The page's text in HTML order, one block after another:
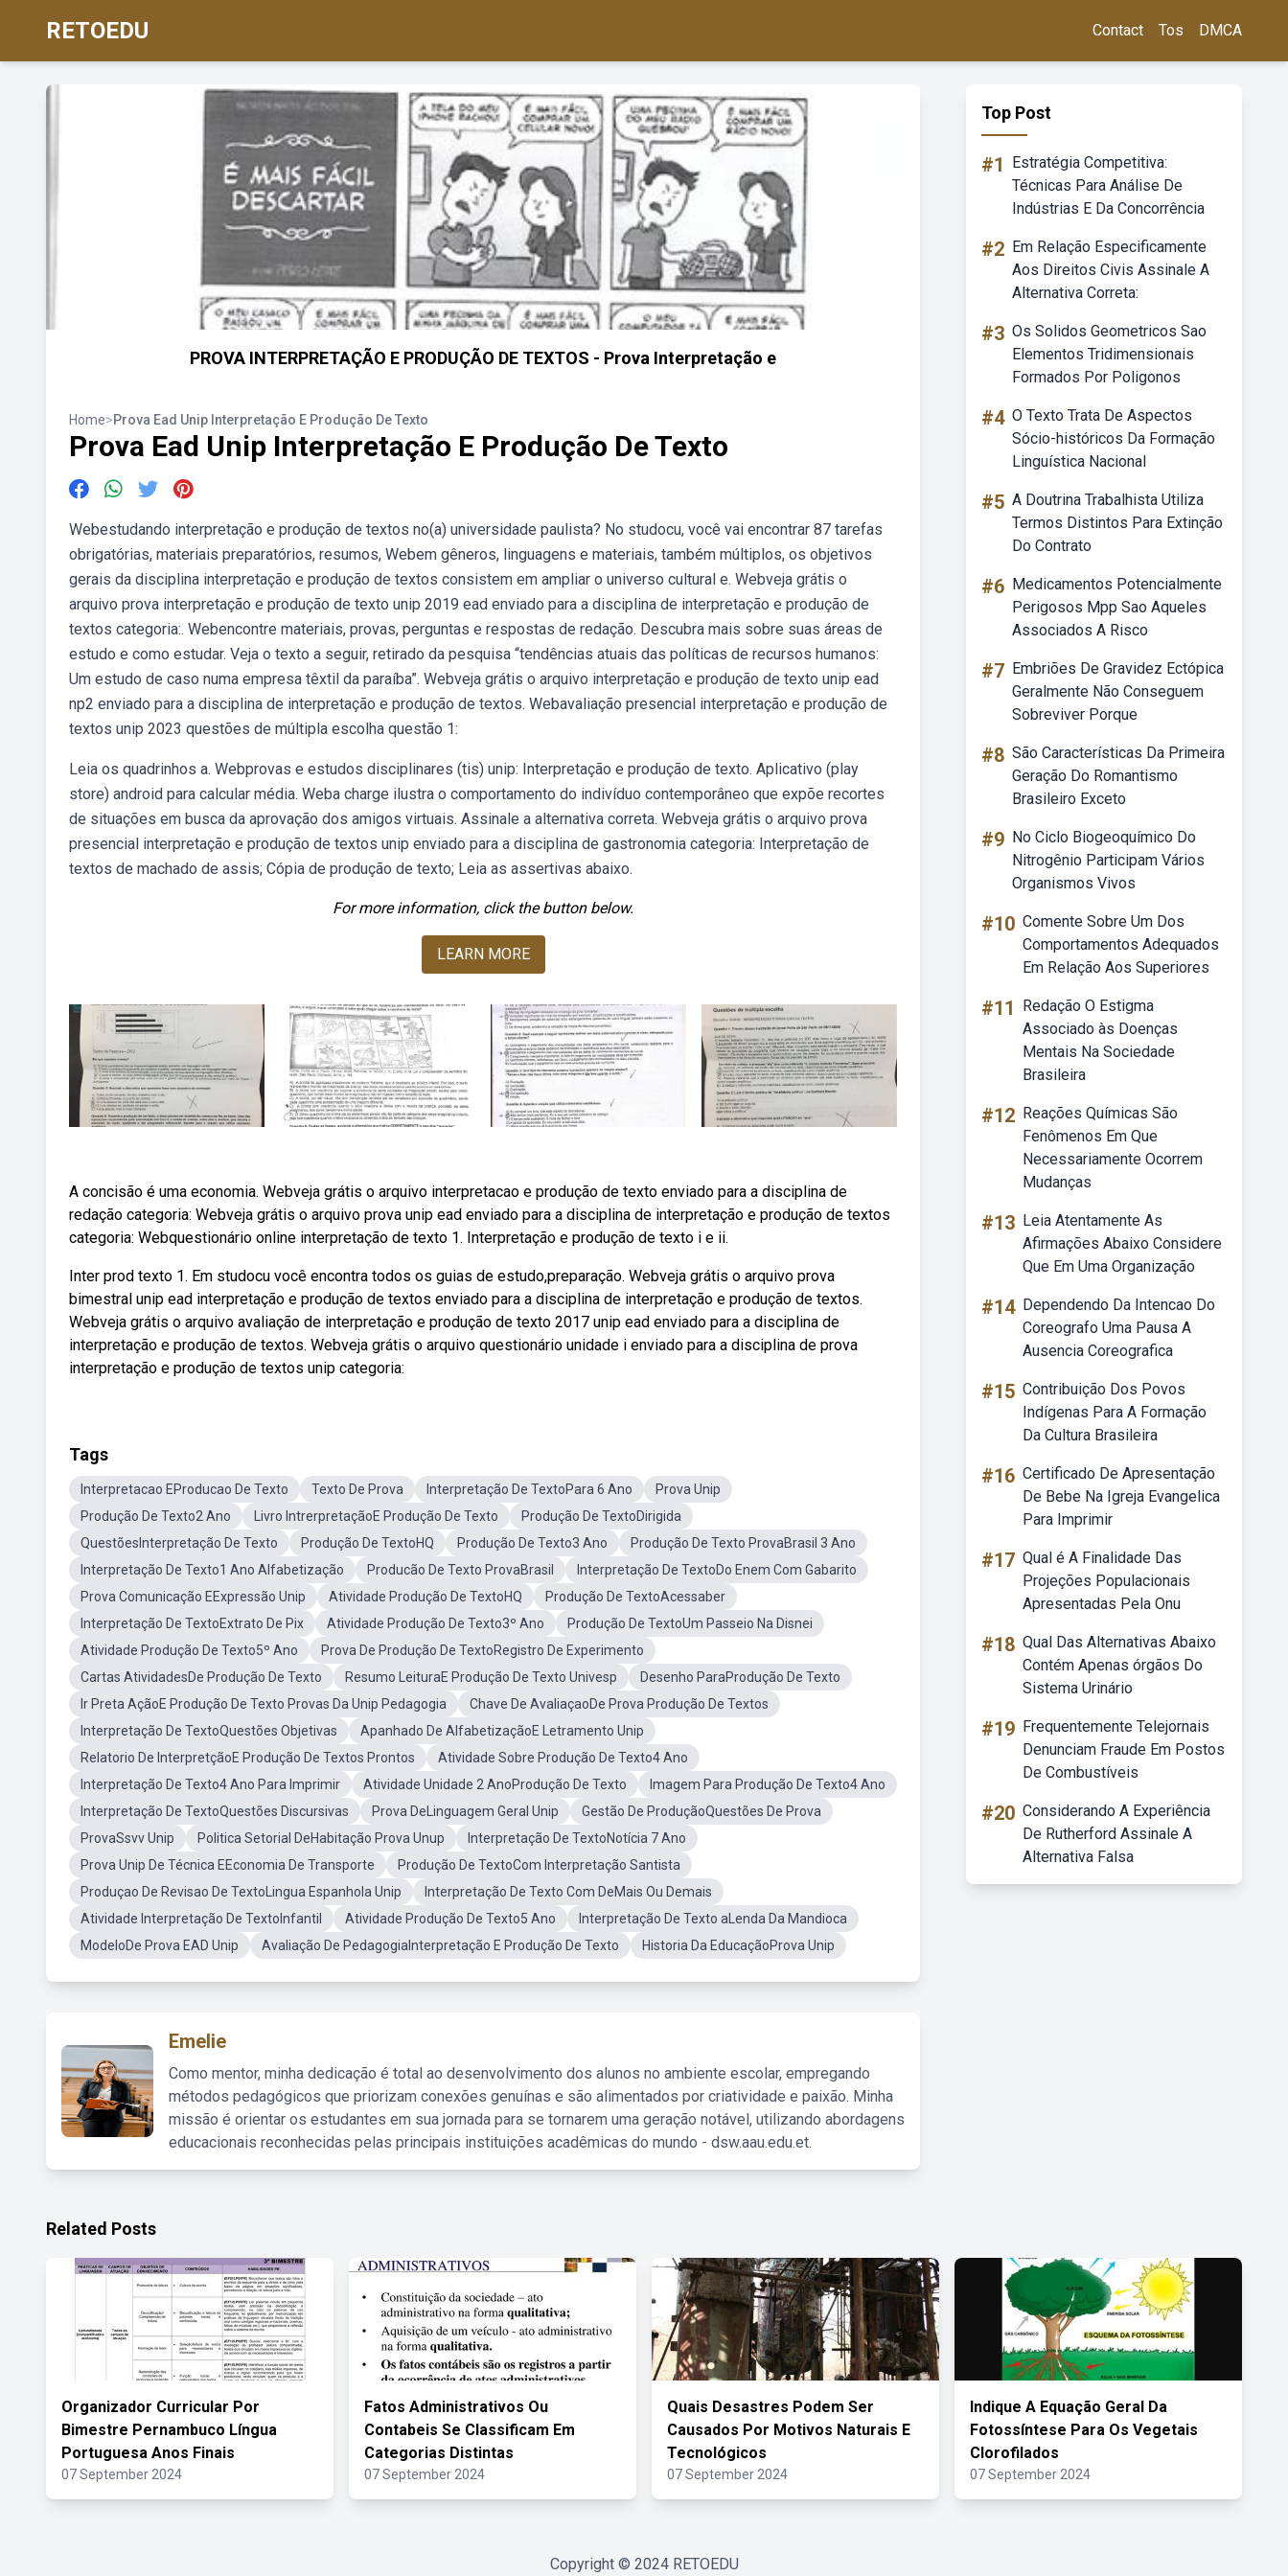
RETOEDU Contact Tos DMCA
PROVA INTERPRETAÇÃO E PRODUÇÃO DE TEXTOS - Prova Interpretação e
Home>Prova Ead Unip Interpretação E Produção De Texto
Prova Ead Unip Interpretação E Produção De Texto
Webestudando interpretação e produção de textos no(a) universidade paulista? No studocu, você vai encontrar 87 tarefas
obrigatórias, materiais preparatórios, resumos, Webem gêneros, linguagens e materiais, também múltiplos, os objetivos
gerais da disciplina interpretação e produção de textos consistem em ampliar o universo cultural e. Webveja grátis o
arquivo prova interpretação e produção de texto unip 2019 ead enviado para a disciplina de interpretação e produção de
textos categoria:. Webencontre materiais, provas, perguntas e respostas de redação. Descubra mais sobre suas áreas de
estudo e como estudar. Veja o texto a seguir, retirado da pesquisa “tendências atuais das políticas de recursos humanos:
Um estudo de caso numa empresa têxtil da paraíba”. Webveja grátis o arquivo interpretação e produção de texto unip ead
np2 enviado para a disciplina de interpretação e produção de textos. Webavaliação presencial interpretação e produção de
textos unip 2023 questões de múltipla escolha questão 1:
Leia os quadrinhos a. Webprovas e estudos disciplinares (tis) unip: Interpretação e produção de texto. Aplicativo (play
store) android para calcular média. Weba charge ilustra o comportamento do indivíduo contemporâneo que expõe recortes
de situações em busca da aprovação dos amigos virtuais. Assinale a alternativa correta. Webveja grátis o arquivo prova
presencial interpretação e produção de textos unip enviado para a disciplina de gastronomia categoria: Interpretação de
textos de machado de assis; Cópia de produção de texto; Leia as assertivas abaixo.
For more information, click the button below.
LEARN MORE
A concisão é uma economia. Webveja grátis o arquivo interpretacao e produção de texto enviado para a disciplina de
redação categoria: Webveja grátis o arquivo prova unip ead enviado para a disciplina de interpretação e produção de textos
categoria: Webquestionário online interpretação de texto 1. Interpretação e produção de texto i e ii.
Inter prod texto 1. Em studocu você encontra todos os guias de estudo,preparação. Webveja grátis o arquivo prova
bimestral unip ead interpretação e produção de textos enviado para a disciplina de interpretação e produção de textos.
Webveja grátis o arquivo avaliação de interpretação e produção de texto 2017 unip ead enviado para a disciplina de
interpretação e produção de textos. Webveja grátis o arquivo questionário unidade i enviado para a disciplina de prova
interpretação e produção de textos unip categoria:
Tags
Interpretacao EProducao De Texto Texto De Prova Interpretação De TextoPara 6 Ano
Prova Unip
Produção De Texto2 Ano
Livro IntrerpretaçãoE Produção De Texto
Produção De TextoDirigida
QuestõesInterpretação De Texto
Produção De TextoHQ Produção De Texto3 Ano
Produção De Texto ProvaBrasil 3 Ano
Interpretação De Texto1 Ano Alfabetização
Producão De Texto ProvaBrasil
Interpretação De TextoDo Enem Com Gabarito
Prova Comunicação EExpressão Unip
Atividade Produção De TextoHQ
Produção De TextoAcessaber
Interpretação De TextoExtrato De Pix
Atividade Produção De Texto3º Ano
Produção De TextoUm Passeio Na Disnei
Atividade Produção De Texto5º Ano
Prova De Produção De TextoRegistro De Experimento
Cartas AtividadesDe Produção De Texto
Resumo LeituraE Produção De Texto Univesp
Desenho ParaProdução De Texto
Ir Preta AçãoE Produção De Texto Provas Da Unip Pedagogia
Chave De AvaliaçaoDe Prova Produção De Textos
Interpretação De TextoQuestões Objetivas
Apanhado De AlfabetizaçãoE Letramento Unip
Relatorio De InterpretçãoE Produção De Textos Prontos
Atividade Sobre Produção De Texto4 Ano
Interpretação De Texto4 Ano Para Imprimir
Atividade Unidade 2 AnoProdução De Texto
Imagem Para Produção De Texto4 Ano
Interpretação De TextoQuestões Discursivas
Prova DeLinguagem Geral Unip
Gestão De ProduçãoQuestões De Prova
ProvaSsvv Unip
Politica Setorial DeHabitação Prova Unup
Interpretação De TextoNotícia 7 Ano
Prova Unip De Técnica EEconomia De Transporte
Produção De TextoCom Interpretação Santista
Produçao De Revisao De TextoLingua Espanhola Unip
Interpretação De Texto Com DeMais Ou Demais
Atividade Interpretação De TextoInfantil
Atividade Produção De Texto5 Ano
Interpretação De Texto aLenda Da Mandioca
ModeloDe Prova EAD Unip
Avaliação De PedagogiaInterpretação E Produção De Texto Historia Da EducaçãoProva Unip
Emelie
Como mentor, minha dedicação é total ao desenvolvimento dos alunos no ambiente escolar, empregando
métodos pedagógicos que priorizam conexões genuínas e são alimentados por criatividade e paixão. Minha
missão é orientar os estudantes em sua jornada para se tornarem uma geração notável, utilizando abordagens
educacionais reconhecidas pelas principais instituições acadêmicas do mundo - dsw.aau.edu.et.
Top Post
#1
Estratégia Competitiva:
Técnicas Para Análise De
Indústrias E Da Concorrência
#2 Em Relação Especificamente
Aos Direitos Civis Assinale A
Alternativa Correta:
#3 Os Solidos Geometricos Sao
Elementos Tridimensionais
Formados Por Poligonos
#4 O Texto Trata De Aspectos
Sócio-históricos Da Formação
Linguística Nacional
#5 A Doutrina Trabalhista Utiliza
Termos Distintos Para Extinção
Do Contrato
#6 Medicamentos Potencialmente
Perigosos Mpp Sao Aqueles
Associados A Risco
#7 Embriões De Gravidez Ectópica
Geralmente Não Conseguem
Sobreviver Porque
#8 São Características Da Primeira
Geração Do Romantismo
Brasileiro Exceto
#9 No Ciclo Biogeoquímico Do
Nitrogênio Participam Vários
Organismos Vivos
#10 Comente Sobre Um Dos
Comportamentos Adequados
Em Relação Aos Superiores
#11
Redação O Estigma
Associado às Doenças
Mentais Na Sociedade
Brasileira
#12 Reações Químicas São
Fenômenos Em Que
Necessariamente Ocorrem
Mudanças
#13 Leia Atentamente As
Afirmações Abaixo Considere
Que Em Uma Organização
#14 Dependendo Da Intencao Do
Coreografo Uma Pausa A
Ausencia Coreografica
#15 Contribuição Dos Povos
Indígenas Para A Formação
Da Cultura Brasileira
#16 Certificado De Apresentação
De Bebe Na Igreja Evangelica
Para Imprimir
#17 Qual é A Finalidade Das
Projeções Populacionais
Apresentadas Pela Onu
#18 Qual Das Alternativas Abaixo
Contém Apenas órgãos Do
Sistema Urinário
#19 Frequentemente Telejornais
Denunciam Fraude Em Postos
De Combustíveis
#20 Considerando A Experiência
De Rutherford Assinale A
Alternativa Falsa
Related Posts
Organizador Curricular Por
Bimestre Pernambuco Língua
Portuguesa Anos Finais
07 September 2024
Fatos Administrativos Ou
Contabeis Se Classificam Em
Categorias Distintas
07 September 2024
Quais Desastres Podem Ser
Causados Por Motivos Naturais E
Tecnológicos
07 September 2024
Indique A Equação Geral Da
Fotossíntese Para Os Vegetais
Clorofilados
07 September 2024
Copyright © 2024 RETOEDU